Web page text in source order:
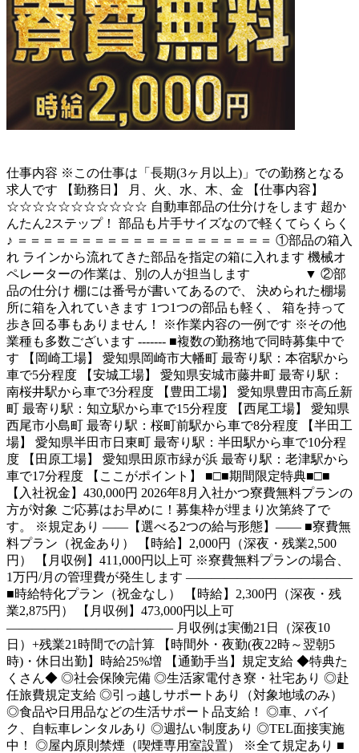
仕事内容 ※この仕事は「長期(3ヶ月以上)」での勤務となる
求人です 【勤務日】 月、火、水、木、金 【仕事内容】
☆☆☆☆☆☆☆☆☆☆☆ 自動車部品の仕分けをします 超か
んたん2ステップ！ 部品も片手サイズなので軽くてらくらく
♪ ＝＝＝＝＝＝＝＝＝＝＝＝＝＝＝＝＝＝＝＝ ①部品の箱入
れ ラインから流れてきた部品を指定の箱に入れます 機械オ
ペレーターの作業は、別の人が担当します ▼ ②部
品の仕分け 棚には番号が書いてあるので、 決められた棚場
所に箱を入れていきます 1つ1つの部品も軽く、 箱を持って
歩き回る事もありません！ ※作業内容の一例です ※その他
業種も多数ございます ------- ■複数の勤務地で同時募集中で
す 【岡崎工場】 愛知県岡崎市大幡町 最寄り駅：本宿駅から
車で5分程度 【安城工場】 愛知県安城市藤井町 最寄り駅：
南桜井駅から車で3分程度 【豊田工場】 愛知県豊田市高丘新
町 最寄り駅：知立駅から車で15分程度 【西尾工場】 愛知県
西尾市小島町 最寄り駅：桜町前駅から車で8分程度 【半田工
場】 愛知県半田市日東町 最寄り駅：半田駅から車で10分程
度 【田原工場】 愛知県田原市緑が浜 最寄り駅：老津駅から
車で17分程度 【ここがポイント】 ■□■期間限定特典■□■
【入社祝金】430,000円 2026年8月入社かつ寮費無料プランの
方が対象 ご応募はお早めに！募集枠が埋まり次第終了で
す。 ※規定あり ――【選べる2つの給与形態】―― ■寮費無
料プラン（祝金あり） 【時給】2,000円（深夜・残業2,500
円） 【月収例】411,000円以上可 ※寮費無料プランの場合、
1万円/月の管理費が発生します ―――――――――――――
■時給特化プラン（祝金なし） 【時給】2,300円（深夜・残
業2,875円） 【月収例】473,000円以上可
――――――――――――― 月収例は実働21日（深夜10
日）+残業21時間での計算 【時間外・夜勤(夜22時～翌朝5
時)・休日出勤】時給25%増 【通勤手当】規定支給 ◆特典た
くさん◆ ◎社会保険完備 ◎生活家電付き寮・社宅あり ◎赴
任旅費規定支給 ◎引っ越しサポートあり（対象地域のみ）
◎食品や日用品などの生活サポート品支給！ ◎車、バイ
ク、自転車レンタルあり ◎週払い制度あり ◎TEL面接実施
中！ ◎屋内原則禁煙（喫煙専用室設置） ※全て規定あり ■